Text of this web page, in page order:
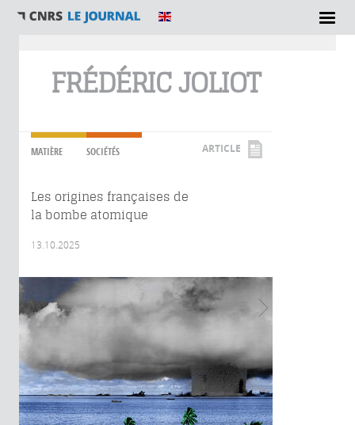
FRÉDÉRIC JOLIOT
MATIÈRE SOCIÉTÉS ARTICLE
Les origines françaises de
la bombe atomique
13.10.2025